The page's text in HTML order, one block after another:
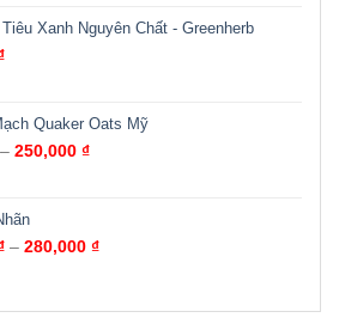
Xanh Nguyên Chất - Greenherb
Quaker Oats Mỹ
– 250,000 ₫
– 280,000 ₫